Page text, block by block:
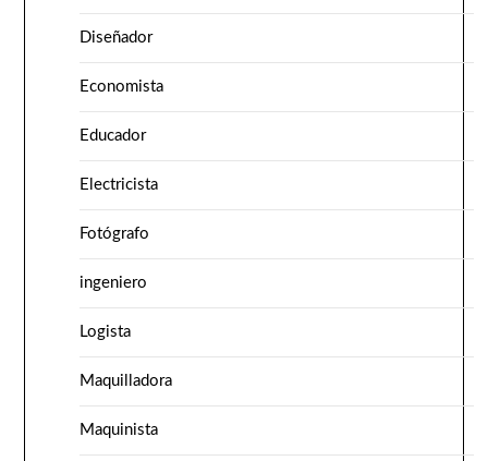
Diseñador
Economista
Educador
Electricista
Fotógrafo
ingeniero
Logista
Maquilladora
Maquinista